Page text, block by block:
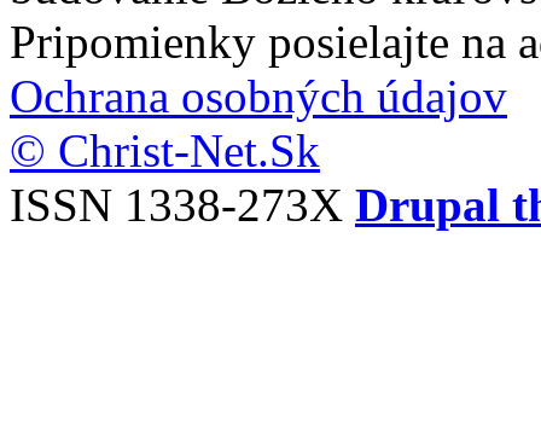
Pripomienky posielajte na
Ochrana osobných údajov
© Christ-Net.Sk
ISSN 1338-273X Drupal